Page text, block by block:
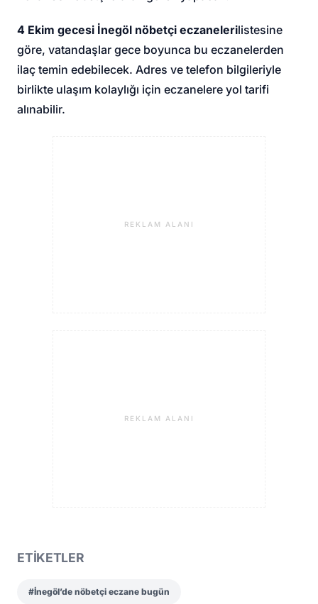
4 Ekim gecesi İnegöl nöbetçi eczanelerilistesine
göre, vatandaşlar gece boyunca bu eczanelerden
ilaç temin edebilecek. Adres ve telefon bilgileriyle
birlikte ulaşım kolaylığı için eczanelere yol tarifi
alınabilir.
REKLAM ALANI
REKLAM ALANI
ETİKETLER
#İnegöl’de nöbetçi eczane bugün